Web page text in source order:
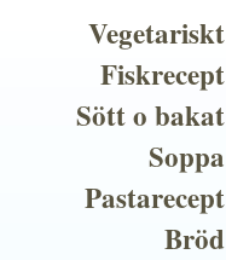
Vegetariskt
Fiskrecept
Sött o bakat
Soppa
Pastarecept
Bröd